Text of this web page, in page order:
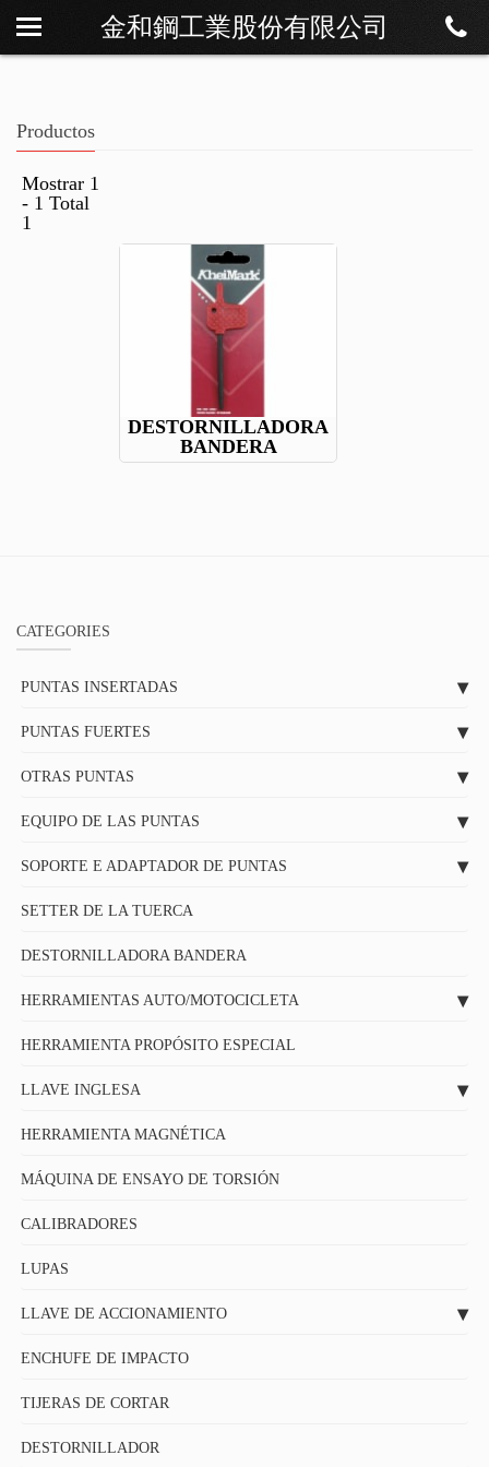
金和鋼工業股份有限公司
Sobre Os
Contáctenos
Productos
Mostrar 1
- 1 Total
1
DESTORNILLADORA
BANDERA
CATEGORIES
PUNTAS INSERTADAS
PUNTAS FUERTES
OTRAS PUNTAS
EQUIPO DE LAS PUNTAS
SOPORTE E ADAPTADOR DE PUNTAS
SETTER DE LA TUERCA
DESTORNILLADORA BANDERA
HERRAMIENTAS AUTO/MOTOCICLETA
HERRAMIENTA PROPÓSITO ESPECIAL
LLAVE INGLESA
HERRAMIENTA MAGNÉTICA
MÁQUINA DE ENSAYO DE TORSIÓN
CALIBRADORES
LUPAS
LLAVE DE ACCIONAMIENTO
ENCHUFE DE IMPACTO
TIJERAS DE CORTAR
DESTORNILLADOR